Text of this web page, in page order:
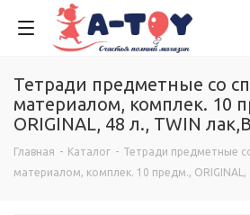
Тетради предметные со
материалом, комплек. 10
ORIGINAL, 48 л., TWIN
Главная - Каталог - Тетради предметные
материалом, комплек. 10 предм., ORIGINAL,